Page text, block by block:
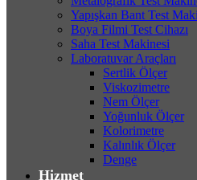
Yapışkan Bant Test
Boya Filmi Test Cihazı
Saha Test Makinesi
Laboratuvar Araçları
Sertlik Ölçer
Viskozimetre
Nem Ölçer
Yoğunluk Ölçer
Kolorimetre
Kalınlık Ölçer
Denge
Hizmet